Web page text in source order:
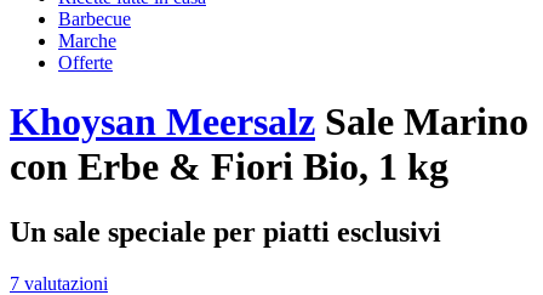
Barbecue
Marche
Offerte
Khoysan Meersalz Sale Marino
con Erbe & Fiori Bio, 1 kg
Un sale speciale per piatti esclusivi
7 valutazioni